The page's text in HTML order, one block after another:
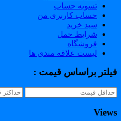
تسویه حساب
حساب کاربری من
سبد خرید
شرایط حمل
فروشگاه
لیست علاقه مندی ها
براساس قیمت :